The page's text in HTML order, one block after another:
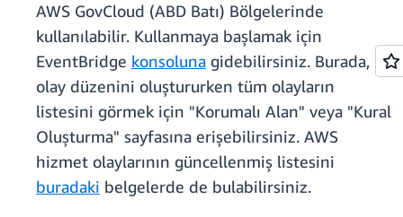
AWS GovCloud (ABD Batı) Bölgelerinde
kullanılabilir. Kullanmaya başlamak için
EventBridge konsoluna gidebilirsiniz. Burada,
olay düzenini oluştururken tüm olayların
listesini görmek için "Korumalı Alan" veya "Kural
Oluşturma" sayfasına erişebilirsiniz. AWS
hizmet olaylarının güncellenmiş listesini
buradaki belgelerde de bulabilirsiniz.